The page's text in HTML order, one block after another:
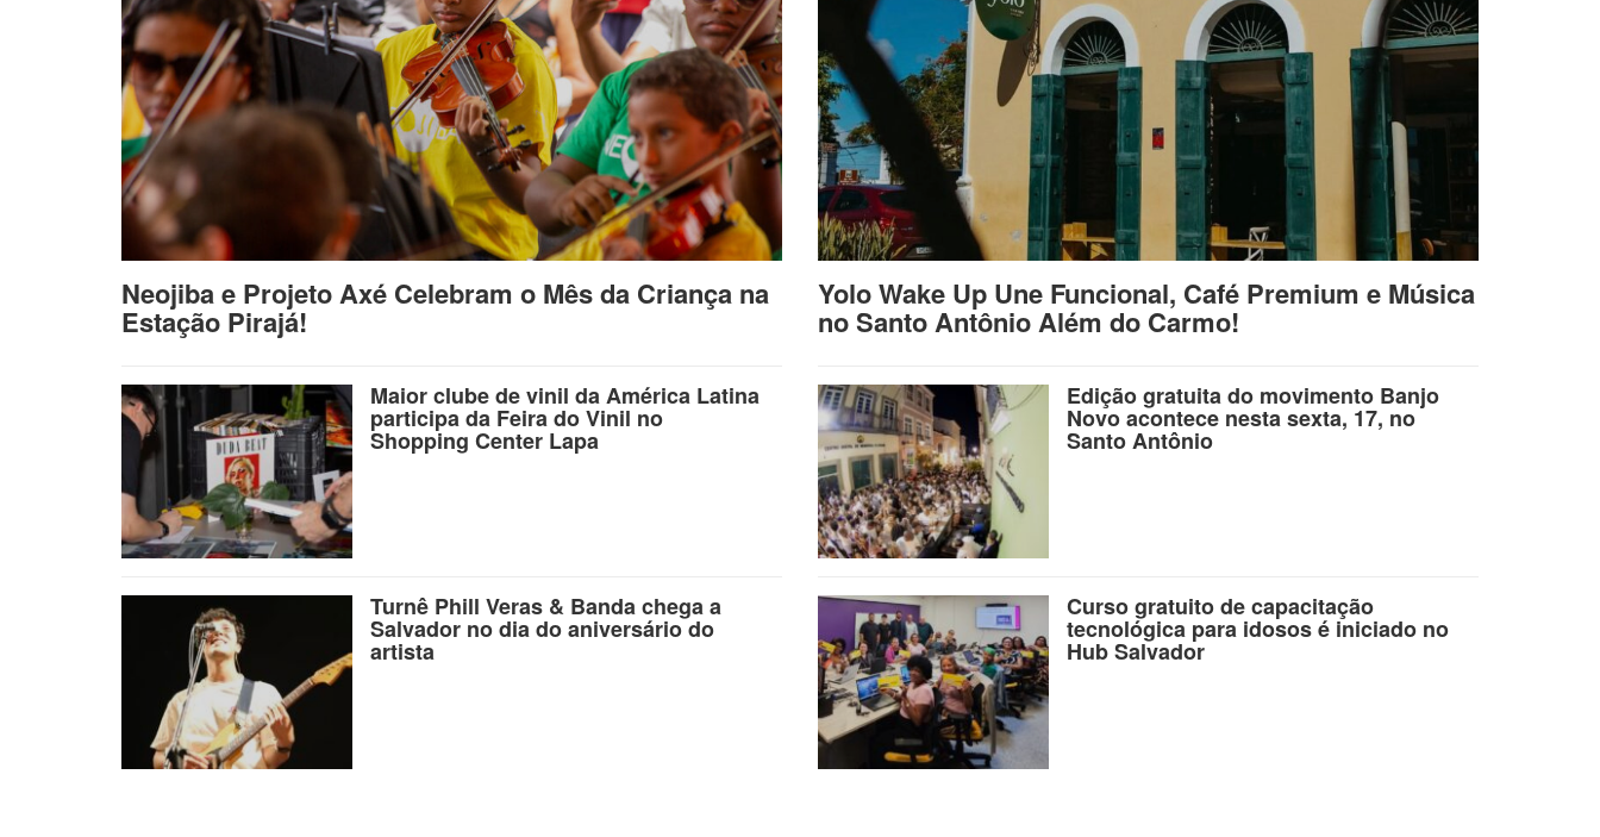
Neojiba e Projeto Axé Celebram o Mês da Criança na
Estação Pirajá!
Yolo Wake Up Une Funcional, Café Premium e Música
no Santo Antônio Além do Carmo!
Maior clube de vinil da América Latina
participa da Feira do Vinil no
Shopping Center Lapa
Edição gratuita do movimento Banjo
Novo acontece nesta sexta, 17, no
Santo Antônio
Turnê Phill Veras & Banda chega a
Salvador no dia do aniversário do
artista
Curso gratuito de capacitação
tecnológica para idosos é iniciado no
Hub Salvador